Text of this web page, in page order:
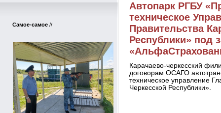
Самое-самое //
Автопарк РГБУ
техническое
Правительства
Республики» под
Карачаево-черкесский
договорам ОСАГО
техническое управление
Черкесской Республики».